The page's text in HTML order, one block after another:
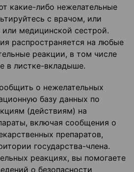
какие-либо нежелательные
с врачом, или
или медицинской сестрой.
распространяется на любые
реакции, в том числе
в листке-вкладыше.
о нежелательных
базу данных по
(действиям) на
включая сообщения о
препаратов,
государства-члена.
реакциях, вы помогаете
о безопасности